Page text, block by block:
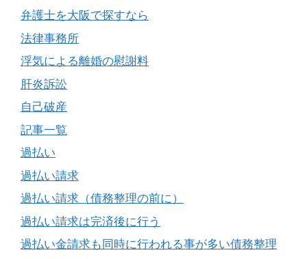
弁護士を大阪で探すなら
法律事務所
浮気による離婚の慰謝料
肝炎訴訟
自己破産
記事一覧
過払い
過払い請求
過払い請求（債務整理の前に）
過払い請求は完済後に行う
過払い金請求も同時に行われる事が多い債務整理